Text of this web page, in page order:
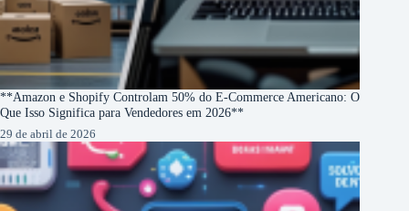
**Amazon e Shopify Controlam 50% do E-Commerce Americano: O
Que Isso Significa para Vendedores em 2026**
29 de abril de 2026